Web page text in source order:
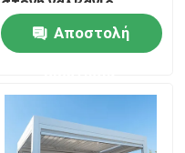
Αποστολή